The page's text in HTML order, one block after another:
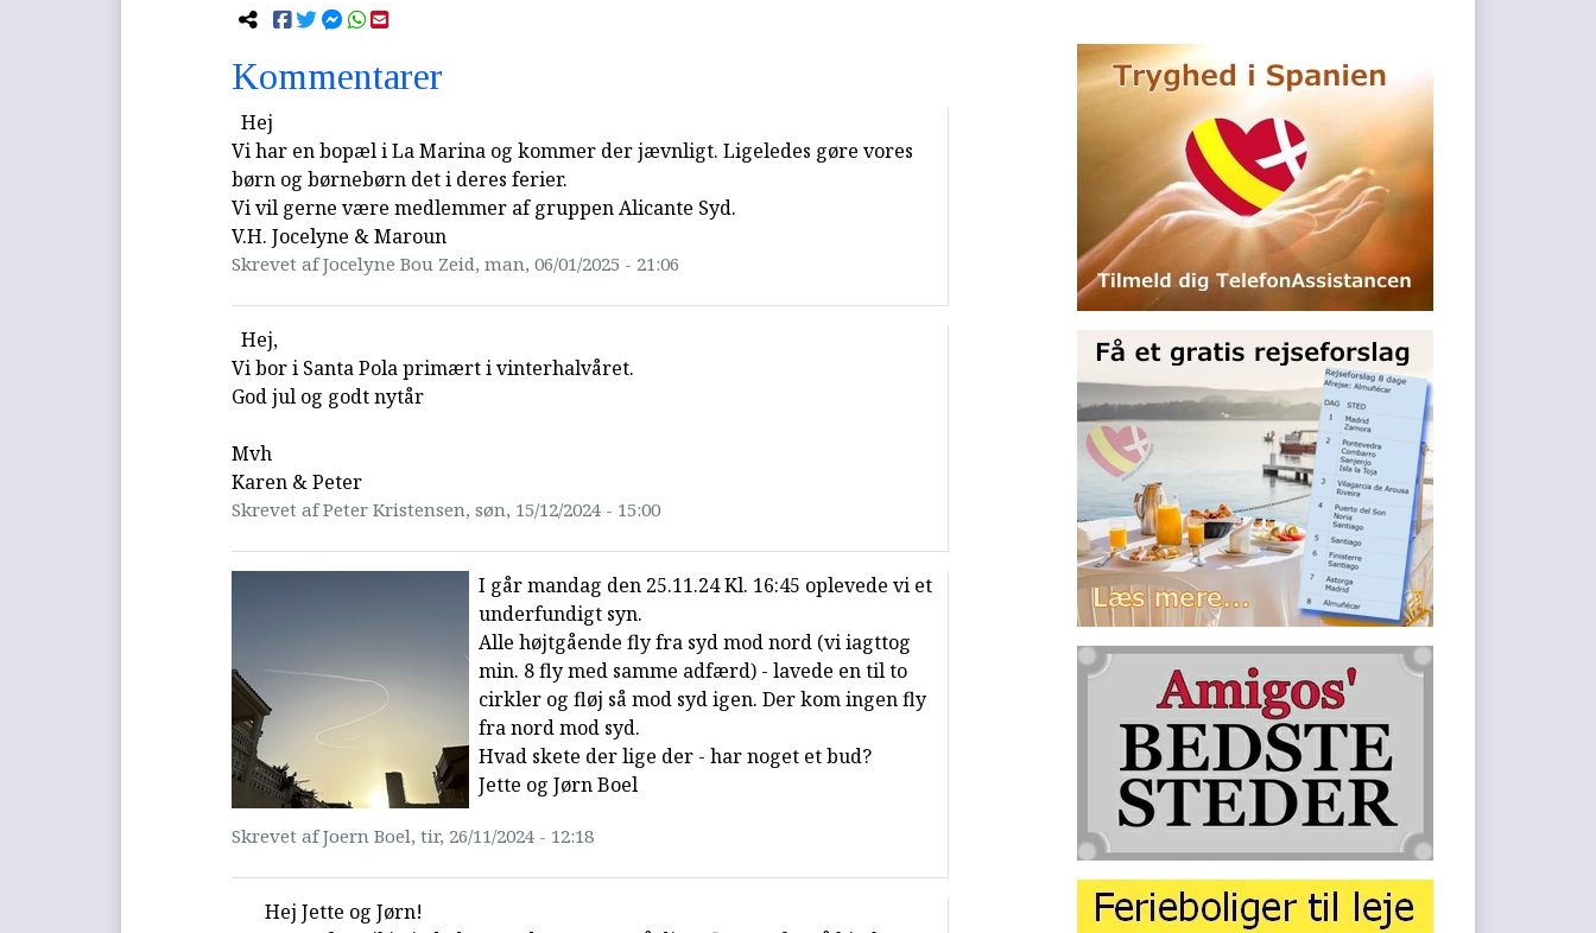
Kommentarer
Hej
Vi har en bopæl i La Marina og kommer der jævnligt. Ligeledes gøre vores
børn og børnebørn det i deres ferier.
Vi vil gerne være medlemmer af gruppen Alicante Syd.
V.H. Jocelyne & Maroun
Skrevet af Jocelyne Bou Zeid, man, 06/01/2025 - 21:06
Hej,
Vi bor i Santa Pola primært i vinterhalvåret.
God jul og godt nytår
Mvh
Karen & Peter
Skrevet af Peter Kristensen, søn, 15/12/2024 - 15:00
I går mandag den 25.11.24 Kl. 16:45 oplevede vi et
underfundigt syn.
Alle højtgående fly fra syd mod nord (vi iagttog
min. 8 fly med samme adfærd) - lavede en til to
cirkler og fløj så mod syd igen. Der kom ingen fly
fra nord mod syd.
Hvad skete der lige der - har noget et bud?
Jette og Jørn Boel
Skrevet af Joern Boel, tir, 26/11/2024 - 12:18
Hej Jette og Jørn!